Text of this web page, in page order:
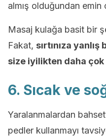
almış olduğundan emin
Masaj kulağa basit bir
Fakat, sırtınıza
size iyilikten daha
6. Sıcak ve
Yaralanmalardan
pedler kullanmayı